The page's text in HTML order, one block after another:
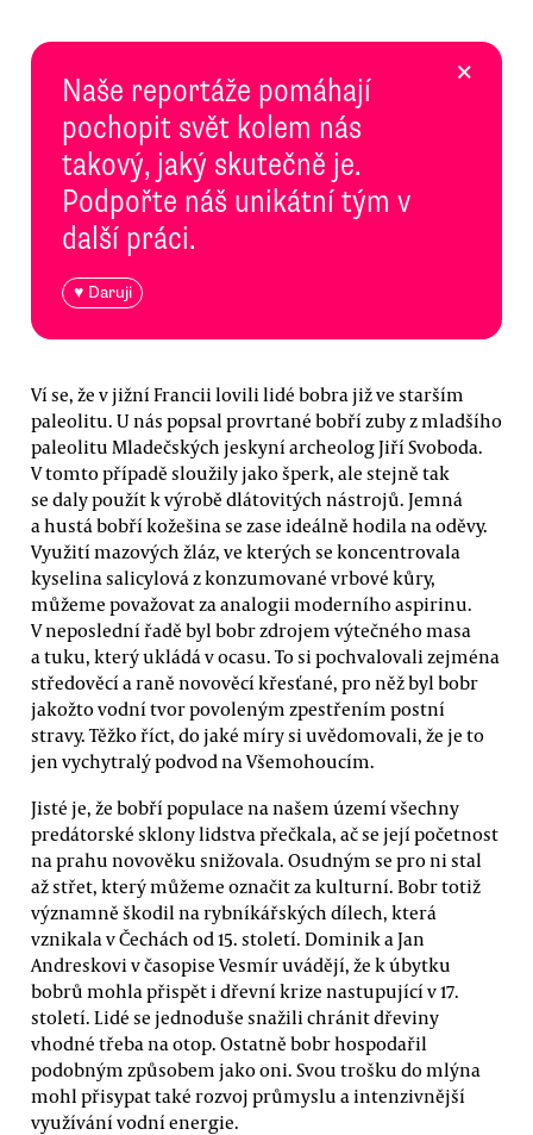
Naše reportáže pomáhají
pochopit svět kolem nás
takový, jaký skutečně je.
Podpořte náš unikátní tým v
další práci.
♥ Daruji
×
Ví se, že v jižní Francii lovili lidé bobra již ve starším
paleolitu. U nás popsal provrtané bobří zuby z mladšího
paleolitu Mladečských jeskyní archeolog Jiří Svoboda.
V tomto případě sloužily jako šperk, ale stejně tak
se daly použít k výrobě dlátovitých nástrojů. Jemná
a hustá bobří kožešina se zase ideálně hodila na oděvy.
Využití mazových žláz, ve kterých se koncentrovala
kyselina salicylová z konzumované vrbové kůry,
můžeme považovat za analogii moderního aspirinu.
V neposlední řadě byl bobr zdrojem výtečného masa
a tuku, který ukládá v ocasu. To si pochvalovali zejména
středověcí a raně novověcí křesťané, pro něž byl bobr
jakožto vodní tvor povoleným zpestřením postní
stravy. Těžko říct, do jaké míry si uvědomovali, že je to
jen vychytralý podvod na Všemohoucím.
Jisté je, že bobří populace na našem území všechny
predátorské sklony lidstva přečkala, ač se její početnost
na prahu novověku snižovala. Osudným se pro ni stal
až střet, který můžeme označit za kulturní. Bobr totiž
významně škodil na rybníkářských dílech, která
vznikala v Čechách od 15. století. Dominik a Jan
Andreskovi v časopise Vesmír uvádějí, že k úbytku
bobrů mohla přispět i dřevní krize nastupující v 17.
století. Lidé se jednoduše snažili chránit dřeviny
vhodné třeba na otop. Ostatně bobr hospodařil
podobným způsobem jako oni. Svou trošku do mlýna
mohl přisypat také rozvoj průmyslu a intenzivnější
využívání vodní energie.